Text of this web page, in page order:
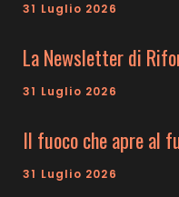
31 Luglio 2026
La Newsletter di
31 Luglio 2026
Il fuoco che apre al
31 Luglio 2026